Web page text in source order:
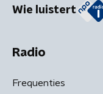
Wie luistert
Radio
Frequenties